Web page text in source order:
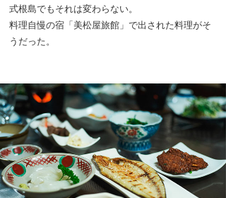
式根島でもそれは変わらない。
料理自慢の宿「美松屋旅館」で出された料理がそ
うだった。